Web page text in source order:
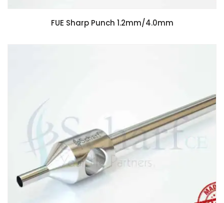
FUE Sharp Punch 1.2mm/4.0mm